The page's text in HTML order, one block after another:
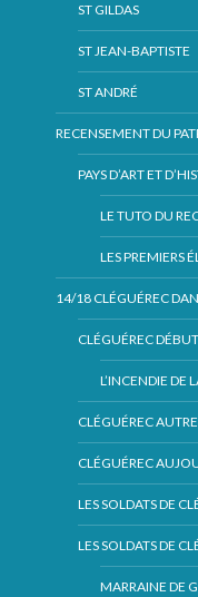
ST GILDAS
ST JEAN-BAPTISTE
ST ANDRÉ
RECENSEMENT DU
PAYS D’ART ET
LE TUTO DU
LES PREMIERS
14/18 CLÉGUÉREC
CLÉGUÉREC
L’INCENDIE DE
CLÉGUÉREC
CLÉGUÉREC
LES SOLDATS DE
LES SOLDATS DE
MARRAINE DE